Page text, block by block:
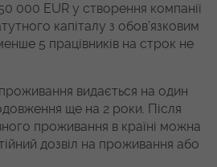
000 EUR у створення компанії
капіталу з обов’язковим
5 працівників на строк не
видається на один
ще на 2 роки. Після
проживання в країні можна
дозвіл на проживання або